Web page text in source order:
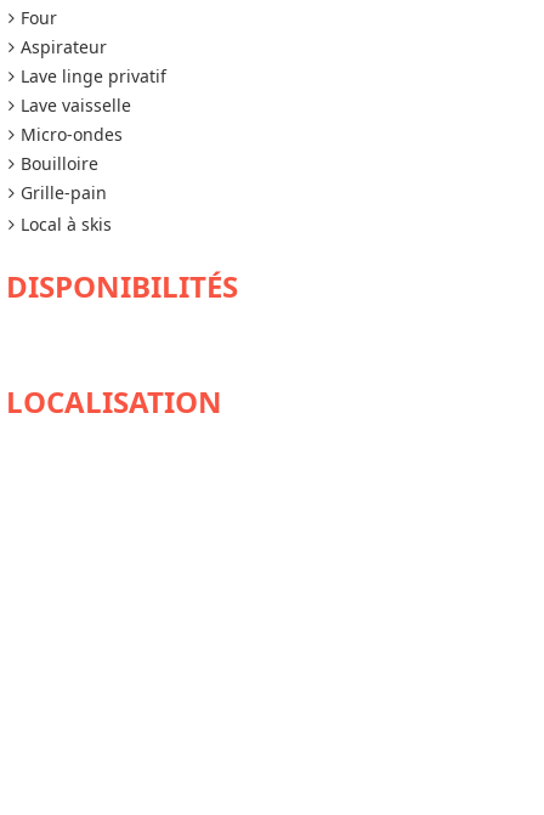
Four
Aspirateur
Lave linge privatif
Lave vaisselle
Micro-ondes
Bouilloire
Grille-pain
Local à skis
DISPONIBILITÉS